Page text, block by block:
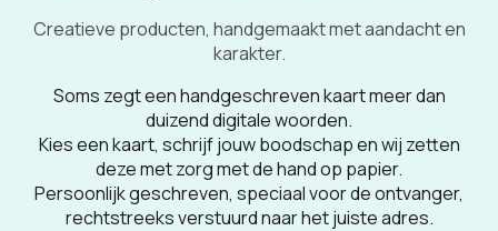
Creatieve producten, handgemaakt met aandacht en
karakter.
Soms zegt een handgeschreven kaart meer dan
duizend digitale woorden.
Kies een kaart, schrijf jouw boodschap en wij zetten
deze met zorg met de hand op papier.
Persoonlijk geschreven, speciaal voor de ontvanger,
rechtstreeks verstuurd naar het juiste adres.